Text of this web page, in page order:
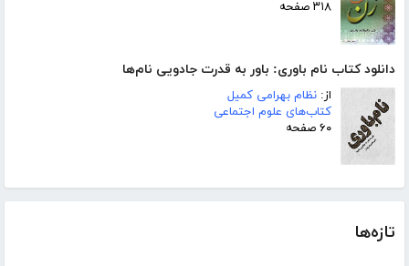
۳۱۸ صفحه
دانلود کتاب نام باوری: باور به قدرت جادویی نام‌ها
از: نظام بهرامی کمیل
کتاب‌های علوم اجتماعی
۶۰ صفحه
تازه‌ها